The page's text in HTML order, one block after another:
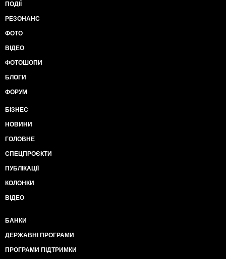
ПОДІЇ
РЕЗОНАНС
ФОТО
ВІДЕО
ФОТОШОПИ
БЛОГИ
ФОРУМ
БІЗНЕС
НОВИНИ
ГОЛОВНЕ
СПЕЦПРОЄКТИ
ПУБЛІКАЦІЇ
КОЛОНКИ
ВІДЕО
БАНКИ
ДЕРЖАВНІ ПРОГРАМИ
ПРОГРАМИ ПІДТРИМКИ